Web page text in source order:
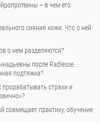
– в чем его
сияния кожи. Что о ней
о нем разделяются?
после Radiesse.
подтяжка?
страхи и
совмещает практику, обучение